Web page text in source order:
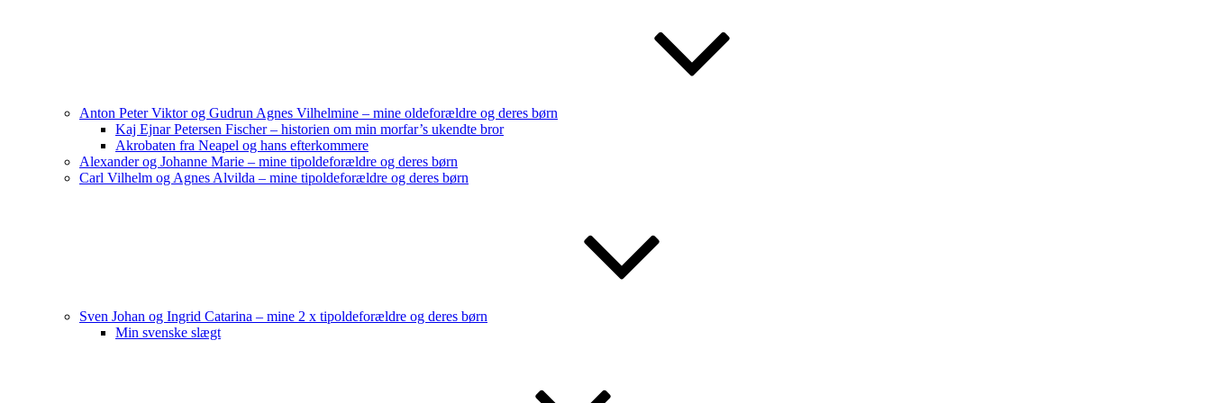
Anton Peter Viktor og Gudrun Agnes Vilhelmine – mine oldeforældre og deres børn
Kaj Ejnar Petersen Fischer – historien om min morfar’s ukendte bror
Akrobaten fra Neapel og hans efterkommere
Alexander og Johanne Marie – mine tipoldeforældre og deres børn
Carl Vilhelm og Agnes Alvilda – mine tipoldeforældre og deres børn
Sven Johan og Ingrid Catarina – mine 2 x tipoldeforældre og deres børn
Min svenske slægt